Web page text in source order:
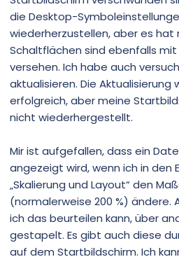
die Desktop-
wiederherzustellen, aber es hat
Schaltflächen sind ebenfalls mit
versehen. Ich habe auch
aktualisieren. Die Aktualisierung
erfolgreich, aber meine
nicht wiederhergestellt.
Mir ist aufgefallen, dass ein
angezeigt wird, wenn ich in den
„Skalierung und Layout“ den
(normalerweise 200 %) ändere.
ich das beurteilen kann, über
gestapelt. Es gibt auch diese
auf dem Startbildschirm. Ich